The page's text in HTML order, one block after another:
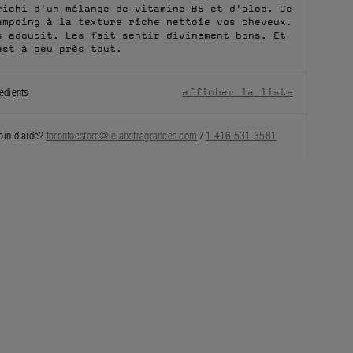
d'un mélange de vitamine B5 et d'aloe. Ce
à la texture riche nettoie vos cheveux.
adoucit. Les fait sentir divinement bons. Et
à peu près tout.
afficher la liste
d'aide? torontoestore@lelabofragrances.com / 1.416.531.3581